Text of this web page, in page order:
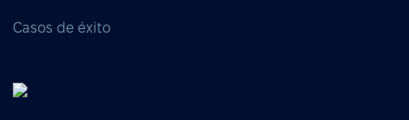
Casos de éxito